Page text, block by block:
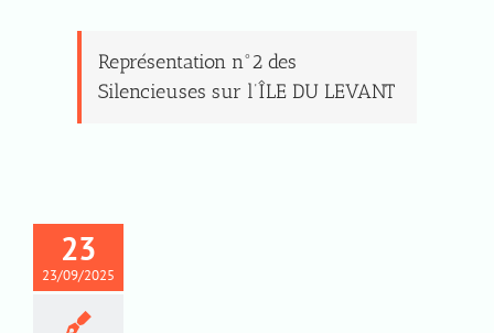
Représentation n°2 des
Silencieuses sur l’ÎLE DU LEVANT
23
23/09/2025